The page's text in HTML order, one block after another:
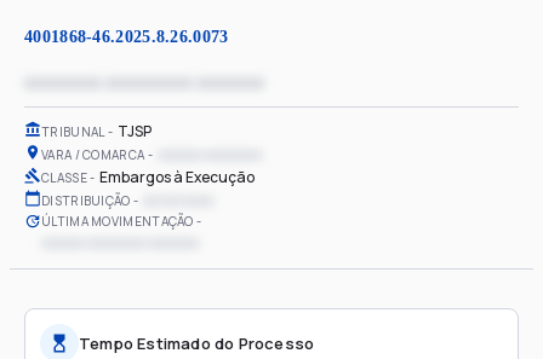
4001868-46.2025.8.26.0073
TRIBUNAL TJSP
VARA / COMARCA
CLASSE Embargos à Execução
DISTRIBUIÇÃO
ÚLTIMA MOVIMENTAÇÃO
Tempo Estimado do Processo